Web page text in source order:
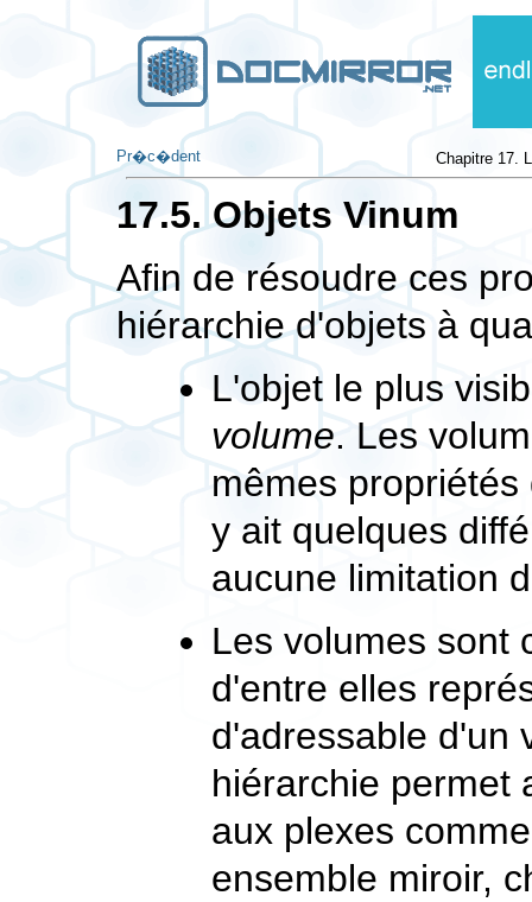
Pr�c�dent Chapitre 17.
17.5. Objets Vinum
Afin de résoudre ces
hiérarchie d'objets à
L'objet le plus
volume. Les
mêmes
y ait quelques
aucune limitation
Les volumes sont
d'entre elles
d'adressable d'un
hiérarchie permet
aux plexes
ensemble miroir,